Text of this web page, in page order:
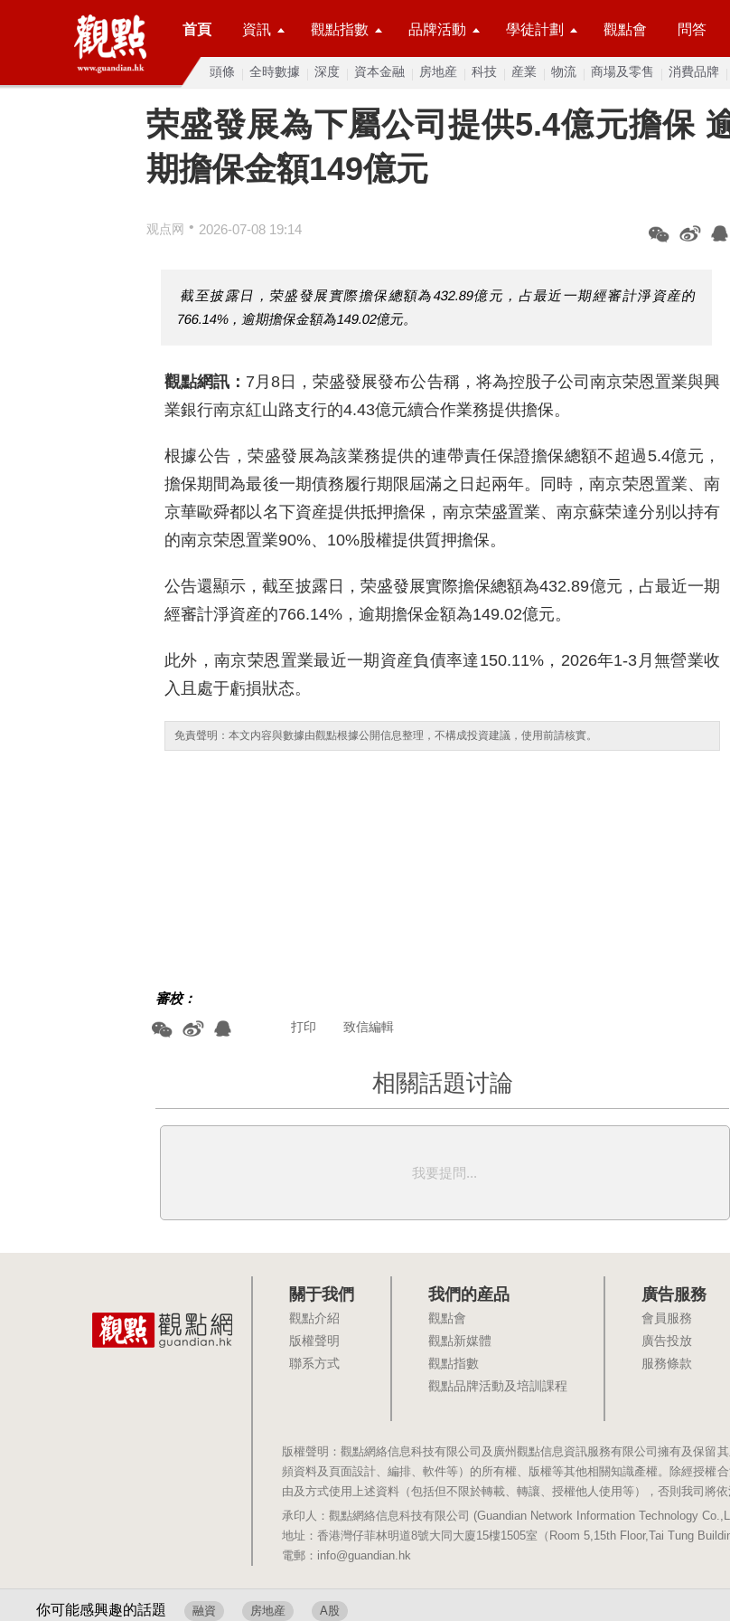
首頁 資訊 觀點指數 品牌活動 學徒計劃 觀點會 問答
頭條 全時數據 深度 資本金融 房地産 科技 産業 物流 商場及零售 消費品牌
荣盛發展為下屬公司提供5.4億元擔保
期擔保金額149億元
观点网 • 2026-07-08 19:14
截至披露日，荣盛發展實際擔保總額為432.89億元，占最近一期經審計淨資産的
766.14%，逾期擔保金額為149.02億元。
觀點網訊： 7月8日，荣盛發展發布公告稱，将為控股子公司南京荣恩置業與興
業銀行南京紅山路支行的4.43億元續合作業務提供擔保。
根據公告，荣盛發展為該業務提供的連帶責任保證擔保總額不超過5.4億元，
擔保期間為最後一期債務履行期限屆滿之日起兩年。同時，南京荣恩置業、南
京華歐舜都以名下資産提供抵押擔保，南京荣盛置業、南京蘇荣達分别以持有
的南京荣恩置業90%、10%股權提供質押擔保。
公告還顯示，截至披露日，荣盛發展實際擔保總額為432.89億元，占最近一期
經審計淨資産的766.14%，逾期擔保金額為149.02億元。
此外，南京荣恩置業最近一期資産負債率達150.11%，2026年1-3月無營業收
入且處于虧損狀态。
免責聲明：本文内容與數據由觀點根據公開信息整理，不構成投資建議，使用前請核實。
審校：
致信編輯
打印
相關話題讨論
我要提問...
你可能感興趣的話題 融資 房地産 A股
關于我們
觀點介紹
版權聲明
聯系方式
我們的産品
觀點會
觀點新媒體
觀點指數
觀點品牌活動及培訓課程
廣告服務
會員服務
廣告投放
服務條款
版權聲明：觀點網絡信息科技有限公司及廣州觀點信息資訊服務有限公司擁有及保留
頻資料及頁面設計、編排、軟件等）的所有權、版權等其他相關知識產權。除經授權
由及方式使用上述資料（包括但不限於轉載、轉讓、授權他人使用等），否則我司將依
承印人：觀點網絡信息科技有限公司 (Guandian Network Information Technology
地址：香港灣仔菲林明道8號大同大廈15樓1505室（Room 5,15th Floor,Tai Tung
電郵：info@guandian.hk